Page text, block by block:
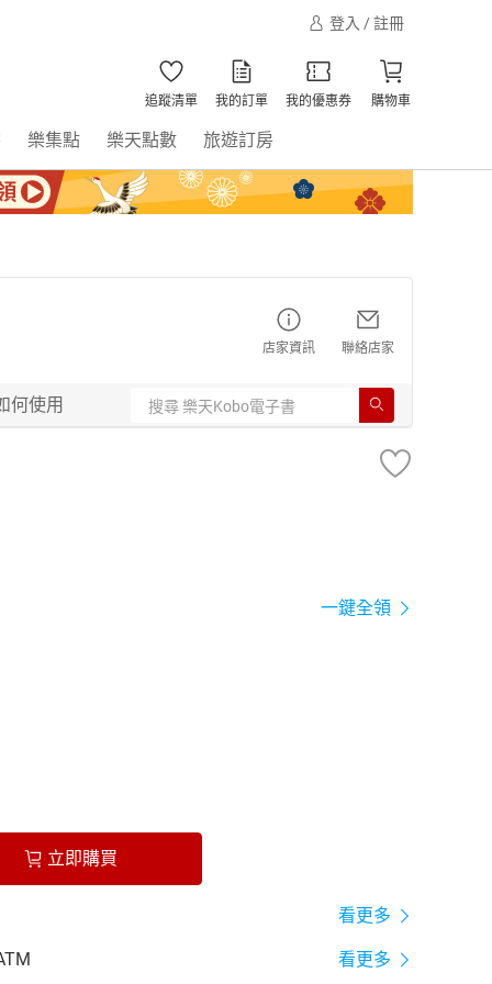
登入 / 註冊
追蹤清單 我的訂單 我的優惠券 購物車
樂集點 樂天點數 旅遊訂房
店家資訊 聯絡店家
何使用
一鍵全領
立即購買
看更多
看更多